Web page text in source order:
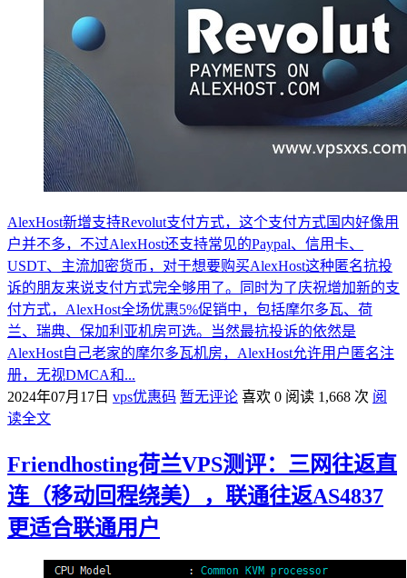
AlexHost新增支持Revolut支付方式，这个支付方式国内好像用
户并不多，不过AlexHost还支持常见的Paypal、信用卡、
USDT、主流加密货币，对于想要购买AlexHost这种匿名抗投
诉的朋友来说支付方式完全够用了。同时为了庆祝增加新的支
付方式，AlexHost全场优惠5%促销中，包括摩尔多瓦、荷
兰、瑞典、保加利亚机房可选。当然最抗投诉的依然是
AlexHost自己老家的摩尔多瓦机房，AlexHost允许用户匿名注
册，无视DMCA和...
2024年07月17日 vps优惠码 暂无评论 喜欢 0 阅读 1,668 次 阅
读全文
Friendhosting荷兰VPS测评：三网往返直
连（移动回程绕美），联通往返AS4837
更适合联通用户